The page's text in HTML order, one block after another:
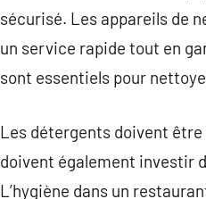
sécurisé. Les appareils de
un service rapide tout en
sont essentiels pour
Les détergents doivent
doivent également investir
L’hygiène dans un